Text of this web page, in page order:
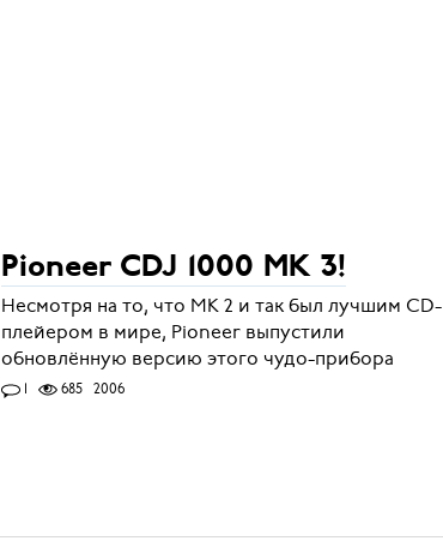
Pioneer CDJ 1000 MK 3!
Несмотря на то, что MK 2 и так был лучшим CD-
плейером в мире, Pioneer выпустили
обновлённую версию этого чудо-прибора
1 685 2006